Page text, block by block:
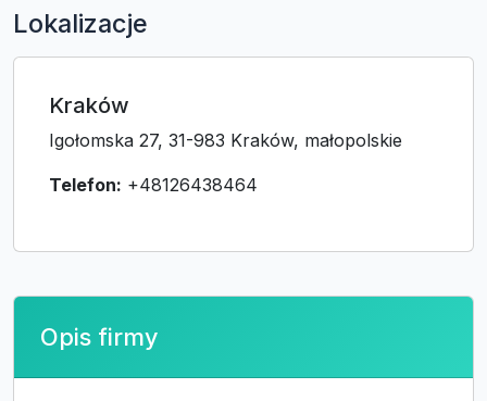
Lokalizacje
Kraków
Igołomska 27, 31-983 Kraków, małopolskie
Telefon: +48126438464
Opis firmy